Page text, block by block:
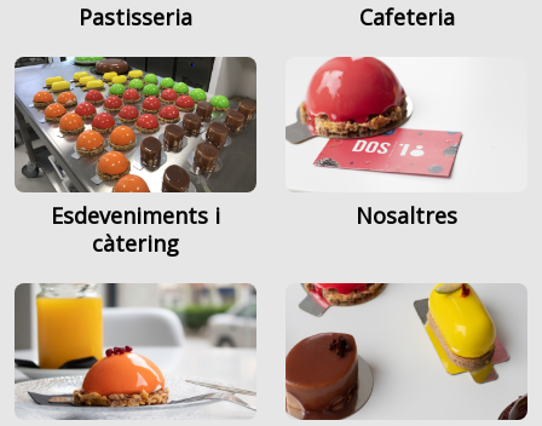
Pastisseria Cafeteria
Esdeveniments i
càtering
Nosaltres